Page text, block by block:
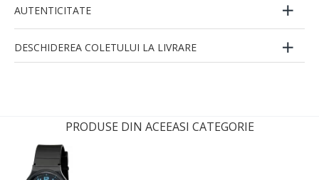
AUTENTICITATE
DESCHIDEREA COLETULUI LA LIVRARE
PRODUSE DIN ACEEASI CATEGORIE